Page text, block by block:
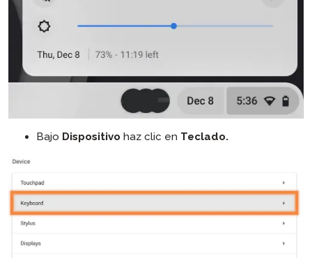
Bajo Dispositivo haz clic en Teclado.